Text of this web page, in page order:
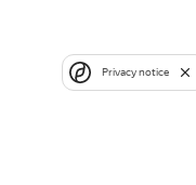
Privacy notice